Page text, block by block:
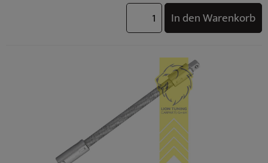
In den Warenkorb